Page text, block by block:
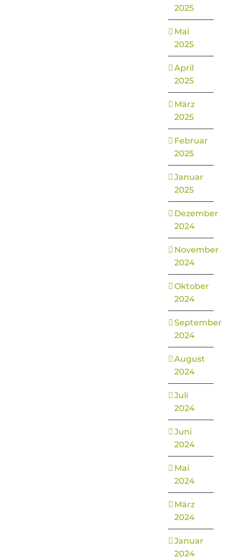
2025
Mai
2025
April
2025
März
2025
Februar
2025
Januar
2025
Dezember
2024
November
2024
Oktober
2024
September
2024
August
2024
Juli
2024
Juni
2024
Mai
2024
März
2024
Januar
2024